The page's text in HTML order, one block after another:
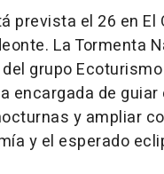
prevista el 26 en El
La Tormenta
grupo
encargada de
y ampliar
y el esperado